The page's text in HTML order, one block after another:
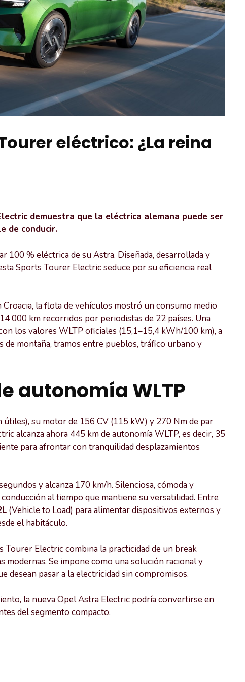
eléctrico: ¿La reina
demuestra que la eléctrica alemana puede ser
de conducir.
100 % eléctrica de su Astra. Diseñada, desarrollada y
Sports Tourer Electric seduce por su eficiencia real
la flota de vehículos mostró un consumo medio
000 km recorridos por periodistas de 22 países. Una
los valores WLTP oficiales (15,1–15,4 kWh/100 km), a
de montaña, tramos entre pueblos, tráfico urbano y
autonomía WLTP
su motor de 156 CV (115 kW) y 270 Nm de par
alcanza ahora 445 km de autonomía WLTP, es decir, 35
para afrontar con tranquilidad desplazamientos
y alcanza 170 km/h. Silenciosa, cómoda y
al tiempo que mantiene su versatilidad. Entre
(Vehicle to Load) para alimentar dispositivos externos y
el habitáculo.
Tourer Electric combina la practicidad de un break
modernas. Se impone como una solución racional y
desean pasar a la electricidad sin compromisos.
la nueva Opel Astra Electric podría convertirse en
del segmento compacto.